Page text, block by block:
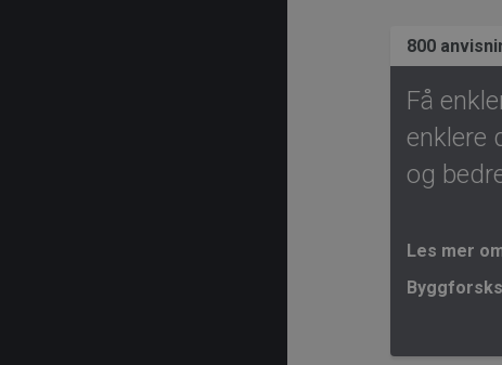
800
Få
enklere
og
Les mer